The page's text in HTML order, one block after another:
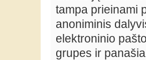
tampa prieinami
anoniminis
elektroninio
grupes ir